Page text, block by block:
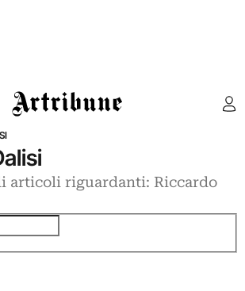
Artribune
articoli riguardanti: Riccardo